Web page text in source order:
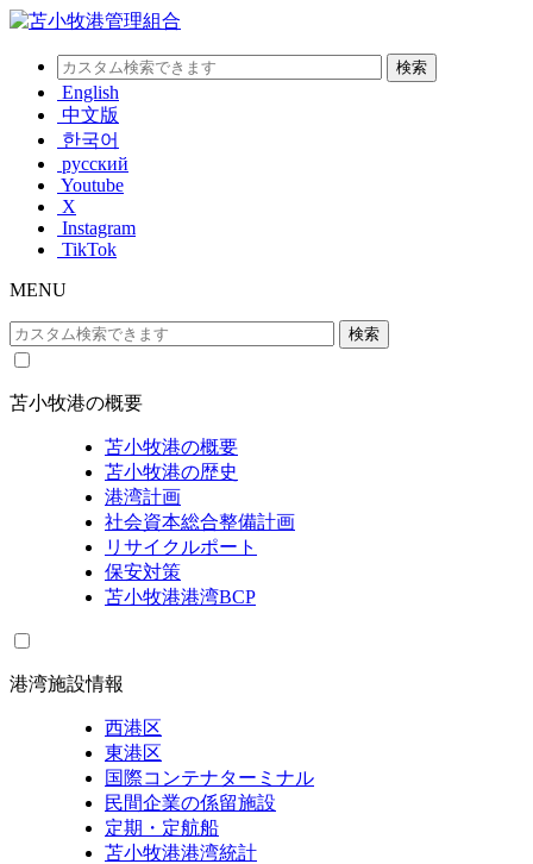
English
中文版
한국어
русский
Youtube
X
Instagram
TikTok
MENU
苫小牧港の概要
苫小牧港の概要
苫小牧港の歴史
港湾計画
社会資本総合整備計画
リサイクルポート
保安対策
苫小牧港港湾BCP
港湾施設情報
西港区
東港区
国際コンテナターミナル
民間企業の係留施設
定期・定航船
苫小牧港港湾統計